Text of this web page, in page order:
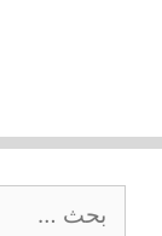
البحث